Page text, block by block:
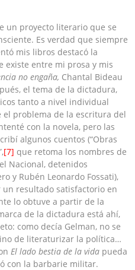
un proyecto literario que se
Es verdad que siempre
mis libros destacó la
existe entre mi prosa y mis
no engaña, Chantal Bideau
el tema de la dictadura,
tanto a nivel individual
el problema de la escritura del
con la novela, pero las
algunos cuentos (“Obras
[7] que retoma los nombres de
Nacional, detenidos
y Rubén Leonardo Fossati),
resultado satisfactorio en
lo obtuve a partir de la
de la dictadura está ahí,
como decía Gelman, no se
de literaturizar la política…
El lado bestia de la vida pueda
con la barbarie militar.